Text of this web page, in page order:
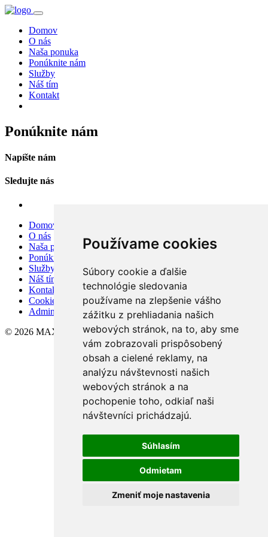
Používame cookies
Súbory cookie a ďalšie
technológie sledovania
používame na zlepšenie vášho
zážitku z prehliadania našich
webových stránok, na to, aby sme
vám zobrazovali prispôsobený
obsah a cielené reklamy, na
analýzu návštevnosti našich
webových stránok a na
pochopenie toho, odkiaľ naši
návštevníci prichádzajú.
Súhlasím
Odmietam
Zmeniť moje nastavenia
Domov
O nás
Naša ponuka
Ponúknite nám
Služby
Náš tím
Kontakt
Ponúknite nám
Napíšte nám
Sledujte nás
Domov
O nás
Naša ponuka
Ponúknite nám
Služby
Náš tím
Kontakt
Cookies
Admin
© 2026 MAXXIMA